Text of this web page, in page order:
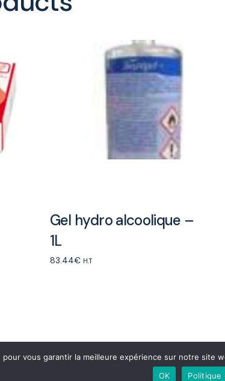
Gel hydro alcoolique –
1L
83.44€ H.T
vous garantir la meilleure expérience sur notre
OK
Politique